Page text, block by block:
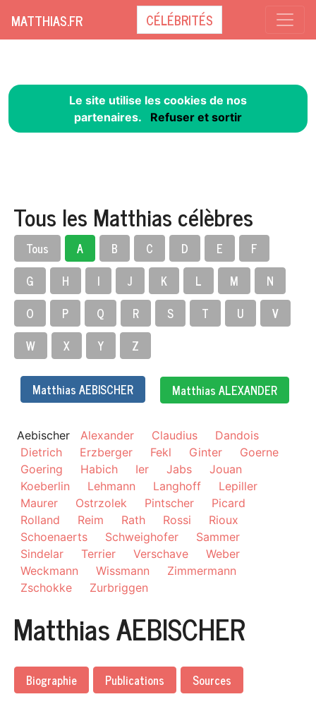
Le site utilise les cookies de nos
partenaires. Refuser et sortir
MATTHIAS.FR CÉLÉBRITÉS
Tous les Matthias célèbres
Tous A B C D E
F
G
H I J K L M
N
O
P Q R S T U
V
W
X Y Z
Matthias AEBISCHER Matthias ALEXANDER
Aebischer Alexander Claudius
Dandois
Dietrich
Erzberger Fekl Ginter
Goerne
Goering
Habich Ier Jabs
Jouan
Koeberlin
Lehmann Langhoff
Lepiller
Maurer
Ostrzolek Pintscher
Picard
Rolland
Reim Rath Rossi
Rioux
Schoenaerts
Schweighofer
Sammer
Sindelar
Terrier Verschave
Weber
Weckmann
Wissmann
Zimmermann
Zschokke
Zurbriggen
Matthias AEBISCHER
Biographie Publications Sources